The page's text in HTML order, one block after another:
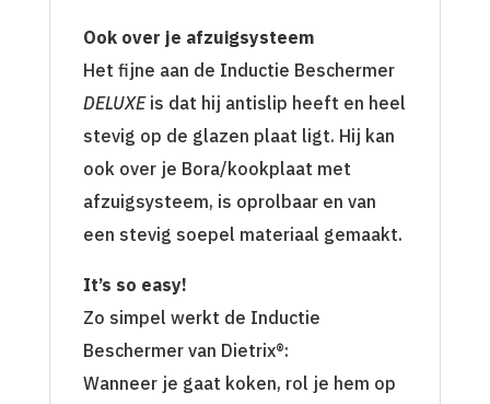
Ook over je afzuigsysteem
Het fijne aan de Inductie Beschermer
DELUXEis dat hij antislip heeft en heel
stevig op de glazen plaat ligt. Hij kan
ook over je Bora/kookplaat met
afzuigsysteem, is oprolbaar en van
een stevig soepel materiaal gemaakt.
It’s so easy!
Zo simpel werkt de Inductie
Beschermer van Dietrix®:
Wanneer je gaat koken, rol je hem op